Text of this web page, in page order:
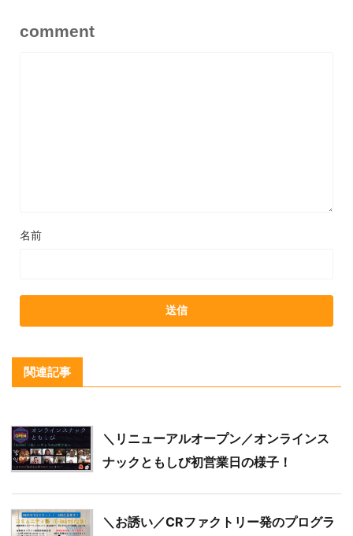
comment
名前
関連記事
＼リニューアルオープン／オンラインス
ナックともしび初営業日の様子！
＼お誘い／CRファクトリー発のプログラ